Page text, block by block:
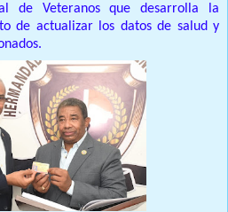
de Veteranos que desarrolla la
de actualizar los datos de salud y